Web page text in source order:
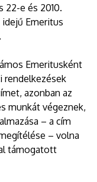
22-e és 2010.
Emeritus
Emeritusként
rendelkezések
azonban az
munkát végeznek,
– a cím
– volna
támogatott